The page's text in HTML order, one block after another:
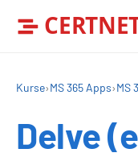
Kurse›MS 365 Apps›MS
Delve